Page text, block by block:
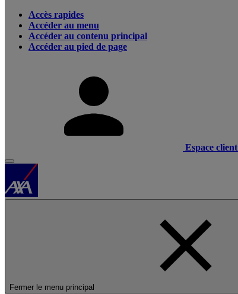
Accès rapides
Accéder au menu
Accéder au contenu principal
Accéder au pied de page
Espace client
Fermer le menu principal